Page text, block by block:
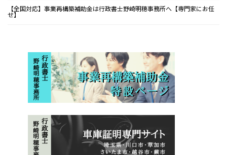
【全国対応】事業再構築補助金は行政書士野崎明穂事務所へ【専門家にお任
せ】